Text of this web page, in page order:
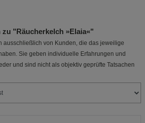
"Räucherkelch »Elaia«"
ausschließlich von Kunden, die das jeweilige
Sie geben individuelle Erfahrungen und
und sind nicht als objektiv geprüfte Tatsachen